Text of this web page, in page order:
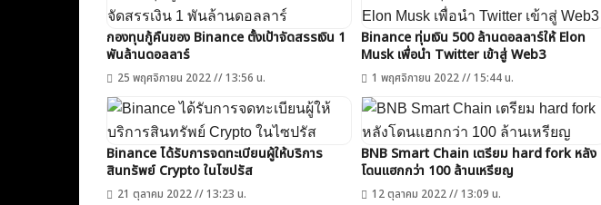
กองทุนกู้คืนของ Binance ตั้งเป้าจัดสรรเงิน 1
พันล้านดอลลาร์
25 พฤศจิกายน 2022 // 13:56 น.
Binance ทุ่มเงิน 500 ล้านดอลลาร์ให้ Elon
Musk เพื่อนำ Twitter เข้าสู่ Web3
1 พฤศจิกายน 2022 // 15:44 น.
Binance ได้รับการจดทะเบียนผู้ให้บริการ
สินทรัพย์ Crypto ในไซปรัส
21 ตุลาคม 2022 // 13:23 น.
BNB Smart Chain เตรียม hard fork หลัง
โดนแฮกกว่า 100 ล้านเหรียญ
12 ตุลาคม 2022 // 13:09 น.